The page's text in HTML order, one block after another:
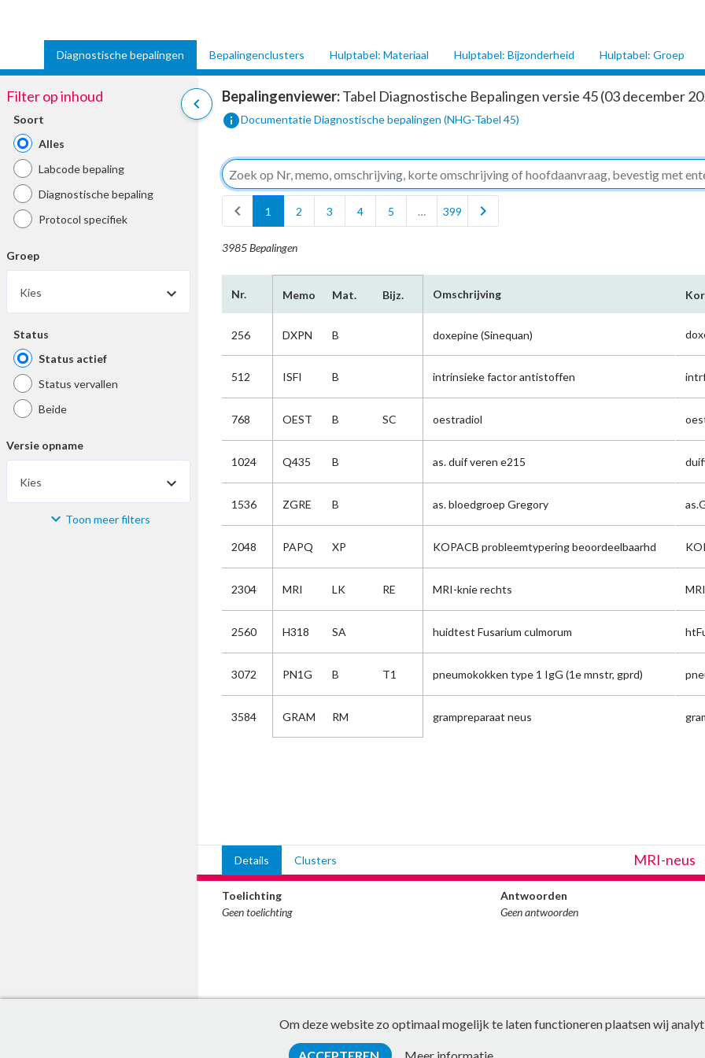
Diagnostische bepalingen Bepalingenclusters Hulptabel: Materiaal Hulptabel: Bijzonderheid Hulptabel: Groep
chevron_left
Filter op inhoud
Soort
Alles
Labcode bepaling
Diagnostische bepaling
Protocol specifiek
Groep
Kies
Status
Status actief
Status vervallen
Beide
Versie opname
Kies
Materiaal Toon meer filters
Bepalingenviewer:Tabel Diagnostische Bepalingen versie 45 (03 december
infoDocumentatie Diagnostische bepalingen (NHG-Tabel 45)
chevron_left
1 2 3 4 5 … 399 chevron_right
3985 Bepalingen
Nr. Memo Mat. Bijz. Omschrijving
256 DXPN B doxepine (Sinequan)
512 ISFI B intrinsieke factor antistoffen
768 OEST B SC oestradiol
1024 Q435 B as. duif veren e215
1536 ZGRE B as. bloedgroep Gregory
2048 PAPQ XP KOPACB probleemtypering beoordeelbaarhd
2304 MRI LK RE MRI-knie rechts
2560 H318 SA huidtest Fusarium culmorum
3072 PN1G B T1 pneumokokken type 1 IgG (1e mnstr, gprd)
3584 GRAM RM grampreparaat neus
Details Clusters MRI-neus
Toelichting
Geen toelichting
Antwoorden
Geen antwoorden
Om deze website zo optimaal mogelijk te laten functioneren plaatsen wij